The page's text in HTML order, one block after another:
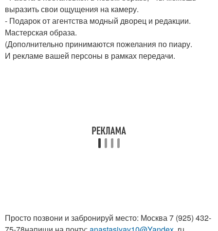
выразить свои ощущения на камеру.
- Подарок от агентства модный дворец и редакции.
Мастерская образа.
(Дополнительно принимаются пожелания по пиару.
И рекламе вашей персоны в рамках передачи.
Просто позвони и забронируй место: Москва 7 (925) 432-